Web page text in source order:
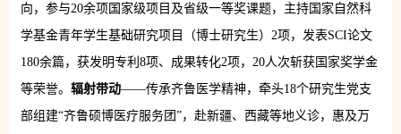
向，参与20余项国家级项目及省级一等奖课题，主持国家自然科
学基金青年学生基础研究项目（博士研究生）2项，发表SCI论文
180余篇，获发明专利8项、成果转化2项，20人次斩获国家奖学金
等荣誉。 辐射带动——传承齐鲁医学精神，牵头18个研究生党支
部组建“齐鲁硕博医疗服务团”，赴新疆、西藏等地义诊，惠及万